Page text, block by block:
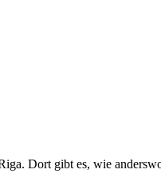
Dort gibt es, wie